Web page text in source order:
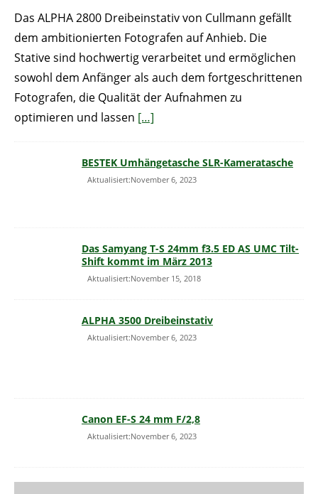
Das ALPHA 2800 Dreibeinstativ von Cullmann gefällt
dem ambitionierten Fotografen auf Anhieb. Die
Stative sind hochwertig verarbeitet und ermöglichen
sowohl dem Anfänger als auch dem fortgeschrittenen
Fotografen, die Qualität der Aufnahmen zu
optimieren und lassen […]
BESTEK Umhängetasche SLR-Kameratasche
Aktualisiert:November 6, 2023
Das Samyang T-S 24mm f3.5 ED AS UMC Tilt-
Shift kommt im März 2013
Aktualisiert:November 15, 2018
ALPHA 3500 Dreibeinstativ
Aktualisiert:November 6, 2023
Canon EF-S 24 mm F/2,8
Aktualisiert:November 6, 2023